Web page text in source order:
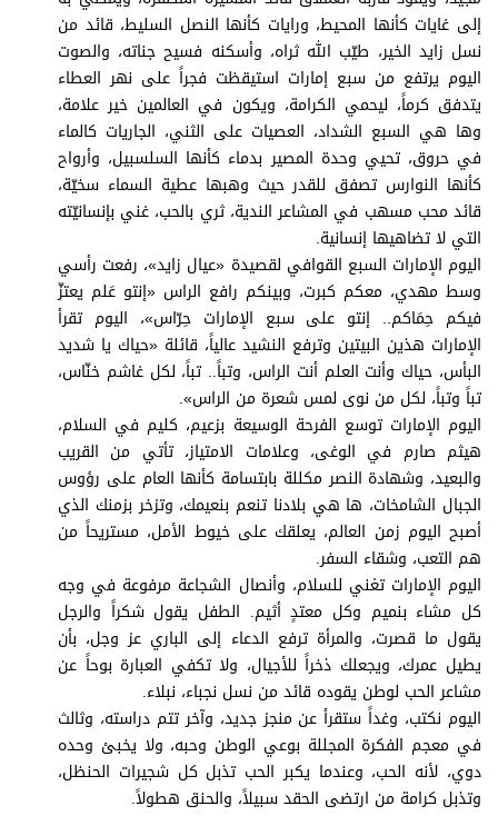
بودكاست
إنفوجراف
قصة صورة
كاريكتير
برامج
عدد اليوم
مواقيت الصلاة
الأحوال الجوية
إلى غايات كأنها المحيط، ورايات كأنها النصل السليط، قائد من
نسل زايد الخير، طيّب الله ثراه، وأسكنه فسيح جناته، والصوت
اليوم يرتفع من سبع إمارات استيقظت فجراً على نهر العطاء
يتدفق كرماً، ليحمي الكرامة، ويكون في العالمين خير علامة،
وها هي السبع الشداد، العصيات على الثني، الجاريات كالماء
في حروق، تحيي وحدة المصير بدماء كأنها السلسبيل، وأرواح
كأنها النوارس تصفق للقدر حيث وهبها عطية السماء سخيّة،
قائد محب مسهب في المشاعر الندية، ثري بالحب، غني بإنسانيّته
التي لا تضاهيها إنسانية.
اليوم الإمارات السبع القوافي لقصيدة «عيال زايد»، رفعت رأسي
وسط مهدي، معكم كبرت، وبينكم رافع الراس «إنتو عَلم يعتزّ
فيكم حِمَاكم.. إنتو على سبع الإمارات حِرّاس»، اليوم تقرأ
الإمارات هذين البيتين وترفع النشيد عالياً، قائلة «حياك يا شديد
البأس، حياك وأنت العلم أنت الراس، وتباً.. تباً، لكل غاشم خنّاس،
تباً وتباً، لكل من نوى لمس شعرة من الراس».
اليوم الإمارات توسع الفرحة الوسيعة بزعيم، كليم في السلام،
هيثم صارم في الوغى، وعلامات الامتياز، تأتي من القريب
والبعيد، وشهادة النصر مكللة بابتسامة كأنها العام على رؤوس
الجبال الشامخات، ها هي بلادنا تنعم بنعيمك، وتزخر بزمنك الذي
أصبح اليوم زمن العالم، يعلقك على خيوط الأمل، مستريحاً من
هم التعب، وشقاء السفر.
اليوم الإمارات تغني للسلام، وأنصال الشجاعة مرفوعة في وجه
كل مشاء بنميم وكل معتدٍ أثيم. الطفل يقول شكراً والرجل
يقول ما قصرت، والمرأة ترفع الدعاء إلى الباري عز وجل، بأن
يطيل عمرك، ويجعلك ذخراً للأجيال، ولا تكفي العبارة بوحاً عن
مشاعر الحب لوطن يقوده قائد من نسل نجباء، نبلاء.
اليوم نكتب، وغداً ستقرأ عن منجز جديد، وآخر تتم دراسته، وثالث
في معجم الفكرة المجللة بوعي الوطن وحبه، ولا يخبئ وحده
دوي، لأنه الحب، وعندما يكبر الحب تذبل كل شجيرات الحنظل،
وتذبل كرامة من ارتضى الحقد سبيلاً، والحنق هطولاً.